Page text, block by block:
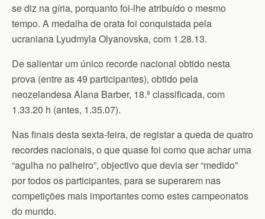
se diz na gíria, porquanto foi-lhe atribuído o mesmo
tempo. A medalha de orata foi conquistada pela
ucraniana Lyudmyla Olyanovska, com 1.28.13.
De salientar um único recorde nacional obtido nesta
prova (entre as 49 participantes), obtido pela
neozelandesa Alana Barber, 18.ª classificada, com
1.33.20 h (antes, 1.35.07).
Nas finais desta sexta-feira, de registar a queda de quatro
recordes nacionais, o que quase foi como que achar uma
“agulha no palheiro”, objectivo que devia ser “medido”
por todos os participantes, para se superarem nas
competições mais importantes como estes campeonatos
do mundo.